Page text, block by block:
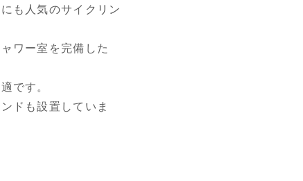
も人気のサイクリン
ワー室を完備した
です。
ドも設置していま